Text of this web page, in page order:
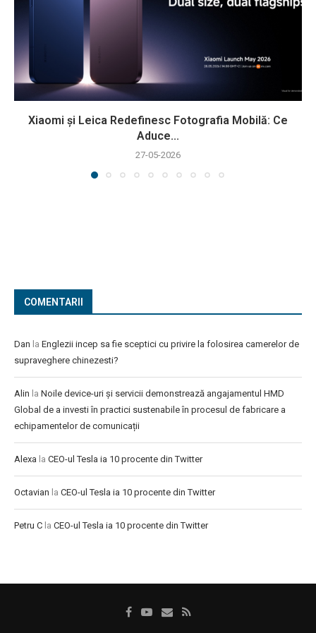
Xiaomi și Leica Redefinesc Fotografia Mobilă: Ce
Aduce...
27-05-2026
COMENTARII
Dan la Englezii incep sa fie sceptici cu privire la folosirea camerelor de
supraveghere chinezesti?
Alin la Noile device-uri și servicii demonstrează angajamentul HMD
Global de a investi în practici sustenabile în procesul de fabricare a
echipamentelor de comunicații
Alexa la CEO-ul Tesla ia 10 procente din Twitter
Octavian la CEO-ul Tesla ia 10 procente din Twitter
Petru C la CEO-ul Tesla ia 10 procente din Twitter